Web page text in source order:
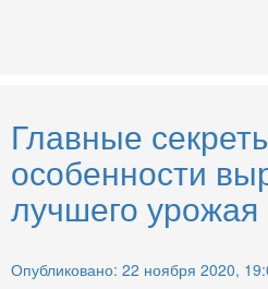
Главные
особенности
лучшего
Опубликовано: 22 ноября 2020,